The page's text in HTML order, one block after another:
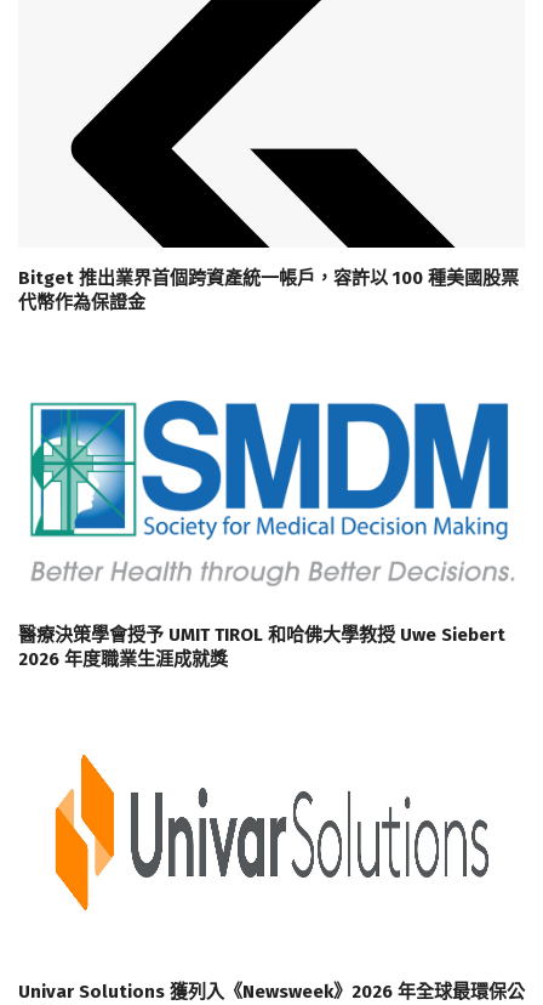
Bitget 推出業界首個跨資產統一帳戶，容許以 100 種美國股票
代幣作為保證金
醫療決策學會授予 UMIT TIROL 和哈佛大學教授 Uwe Siebert
2026 年度職業生涯成就獎
Univar Solutions 獲列入《Newsweek》2026 年全球最環保公